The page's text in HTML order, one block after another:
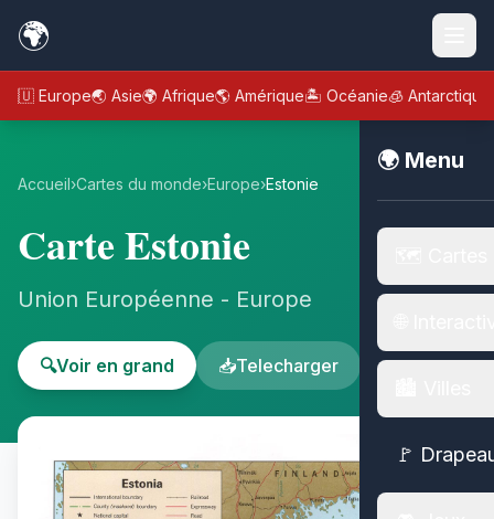
🌍
🇪🇺 Europe🌏 Asie🌍 Afrique🌎 Amérique🏝️ Océanie🧊 Antarctique
🌍 Menu
🚩
Accueil›Cartes du monde›Europe›Estonie
Carte Estonie
Union Européenne - Europe
🔍Voir en grand 📥Telecharger